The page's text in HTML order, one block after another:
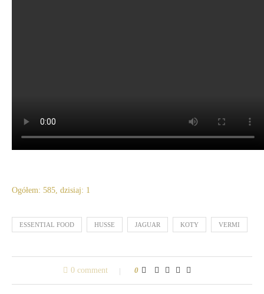
Ogółem: 585, dzisiaj: 1
ESSENTIAL FOOD HUSSE JAGUAR KOTY VERMI
0 comment 0